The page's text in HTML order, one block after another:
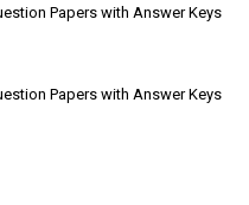
Papers with Answer Keys
Papers with Answer Keys